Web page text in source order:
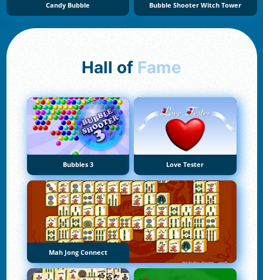
Candy Bubble Bubble Shooter Witch Tower
Hall of Fame
Bubbles 3 Love Tester
Mah Jong Connect